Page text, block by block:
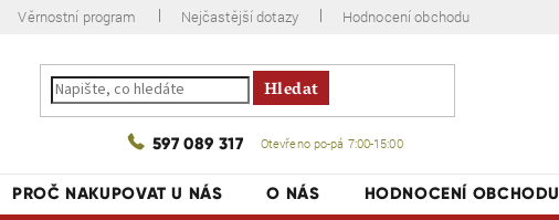
Věrnostní program Nejčastější dotazy Hodnocení obchodu
Hledat
597 089 317 Otevřeno po-pá 7:00-15:00
PROČ NAKUPOVAT U NÁS O NÁS HODNOCENÍ OBCHODU